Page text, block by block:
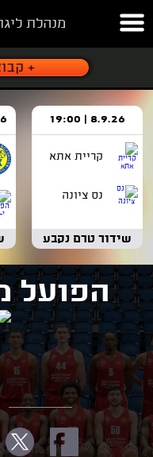
מנהלת
8.9.26 | 19:00
קריית אתא
נס ציונה
שידור טרם נקבע
הפועל